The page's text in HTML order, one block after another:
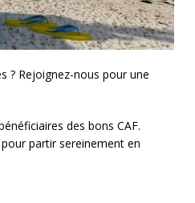
? Rejoignez-nous pour une
des bons CAF.
partir sereinement en